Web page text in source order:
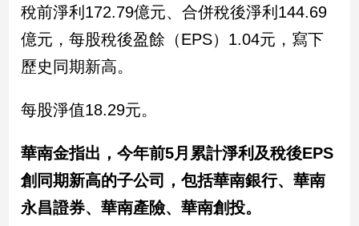
觀
民
調
會
焦
觀
點
稅前淨利172.79億元、合併稅後淨利144.69
億元，每股稅後盈餘（EPS）1.04元，寫下
歷史同期新高。
每股淨值18.29元。
華南金指出，今年前5月累計淨利及稅後EPS
創同期新高的子公司，包括華南銀行、華南
永昌證券、華南產險、華南創投。